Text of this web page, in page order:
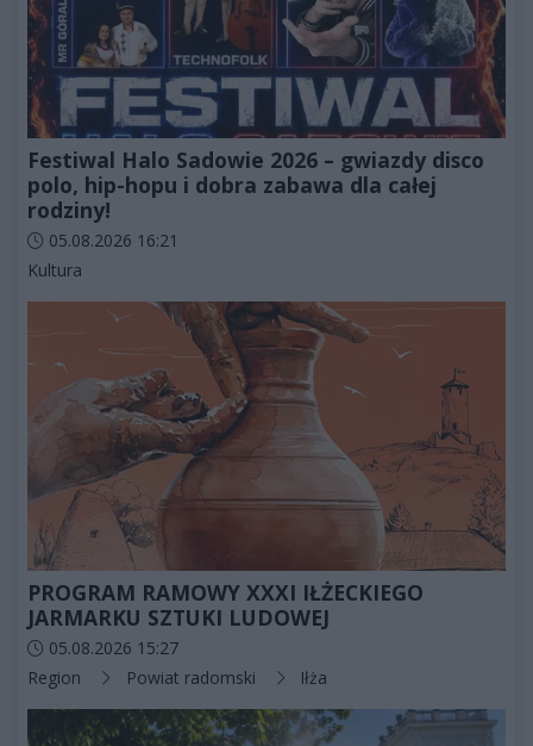
Festiwal Halo Sadowie 2026 – gwiazdy disco
polo, hip-hopu i dobra zabawa dla całej
rodziny!
Data dodania artykułu:
05.08.2026 16:21
Kategorie artykułu:
Kultura
PROGRAM RAMOWY XXXI IŁŻECKIEGO
JARMARKU SZTUKI LUDOWEJ
Data dodania artykułu:
05.08.2026 15:27
Kategorie artykułu:
Region Powiat radomski Iłża